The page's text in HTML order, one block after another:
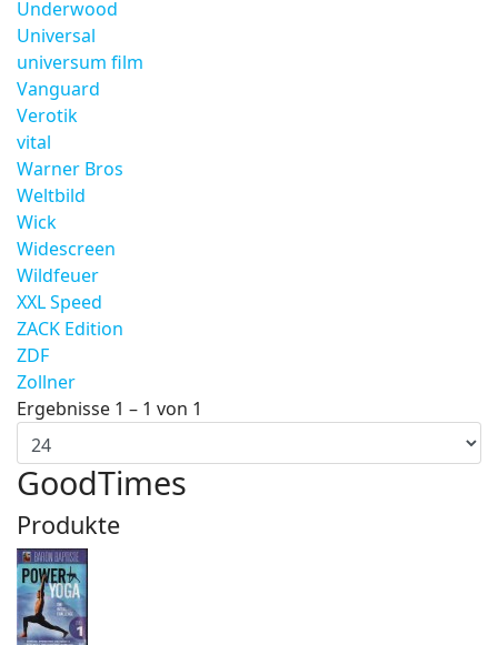
Underwood
Universal
universum film
Vanguard
Verotik
vital
Warner Bros
Weltbild
Wick
Widescreen
Wildfeuer
XXL Speed
ZACK Edition
ZDF
Zollner
Ergebnisse 1 – 1 von 1
GoodTimes
Produkte